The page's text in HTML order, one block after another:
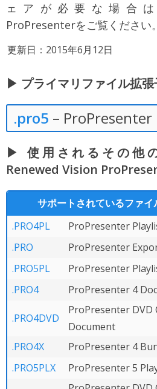
ェアが必要な場合は
ProPresenterをご覧ください。
更新日：2015年6月12日
▶ プライマリファイル拡張
.pro5 –
▶ 使用されるその他
Renewed Vision
サポートされているファイ
.PRO4PL
ProPresenter
.PRO
ProPresenter
.PRO5PL
ProPresenter
.PRO4
ProPresenter 4
.PRO4DVD
ProPresenter DVD
Document
.PRO4X
ProPresenter 4
.PRO5PLX
ProPresenter 5